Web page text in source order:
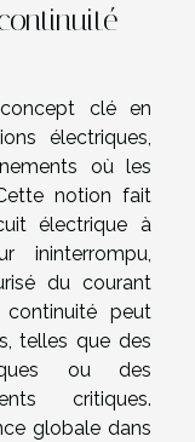
clé en
électriques,
où les
notion fait
électrique à
ininterrompu,
du courant
peut
telles que des
ou des
critiques.
globale dans